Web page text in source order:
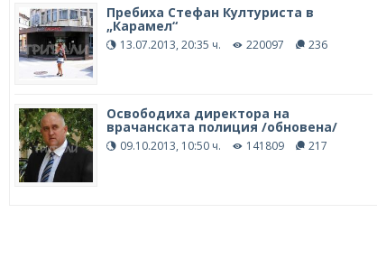
Пребиха Стефан Културиста в
„Карамел“
13.07.2013, 20:35 ч. 220097 236
Освободиха директора на
врачанската полиция /обновена/
09.10.2013, 10:50 ч. 141809 217